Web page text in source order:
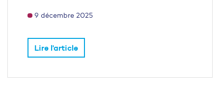
9 décembre 2025
Lire l'article